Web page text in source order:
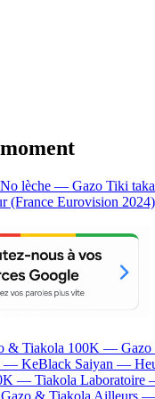
No lèche — Gazo Tiki
(France Eurovision
& Tiakola 100K — Gazo
— KeBlack Saiyan —
— Tiakola Laboratoire
Gazo & Tiakola Ailleurs —